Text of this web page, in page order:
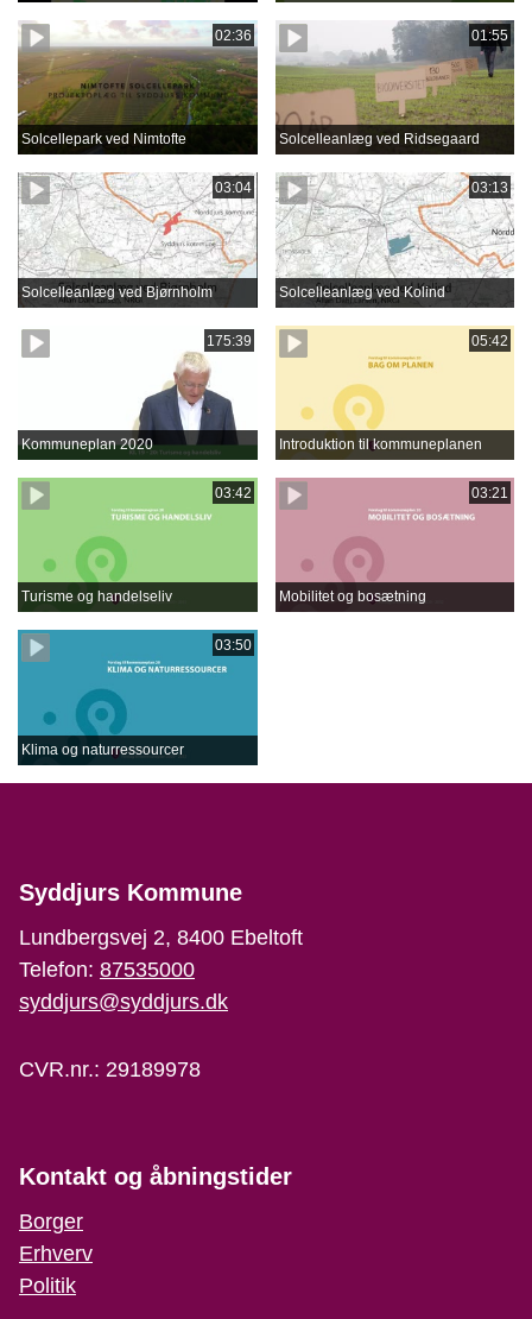
02:36
Solcellepark ved Nimtofte
01:55
Solcelleanlæg ved Ridsegaard
03:04
Solcelleanlæg ved Bjørnholm
03:13
Solcelleanlæg ved Kolind
175:39
Kommuneplan 2020
05:42
Introduktion til kommuneplanen
03:42
Turisme og handelseliv
03:21
Mobilitet og bosætning
03:50
Klima og naturressourcer
Syddjurs Kommune
Lundbergsvej 2, 8400 Ebeltoft
Telefon: 87535000
syddjurs@syddjurs.dk
CVR.nr.: 29189978
Kontakt og åbningstider
Borger
Erhverv
Politik